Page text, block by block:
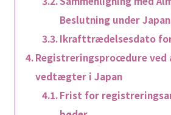
Beslutning under
Ikrafttrædelsesdato
Registreringsprocedure
vedtægter i Japan
Frist for